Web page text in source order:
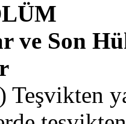
ve Son